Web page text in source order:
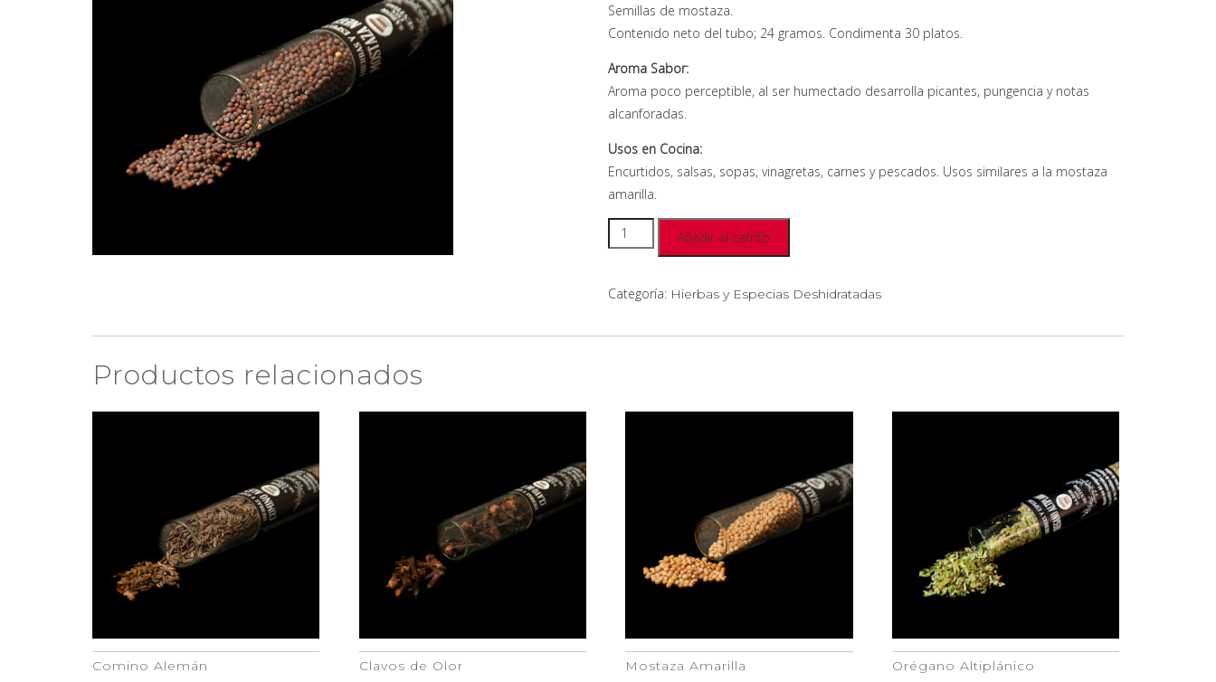
Semillas de mostaza.
Contenido neto del tubo; 24 gramos. Condimenta 30 platos.
Aroma Sabor:
Aroma poco perceptible, al ser humectado desarrolla picantes, pungencia y notas
alcanforadas.
Usos en Cocina:
Encurtidos, salsas, sopas, vinagretas, carnes y pescados. Usos similares a la mostaza
amarilla.
Añadir al carrito
Categoría: Hierbas y Especias Deshidratadas
Productos relacionados
Comino Alemán Clavos de Olor Mostaza Amarilla Orégano Altiplánico